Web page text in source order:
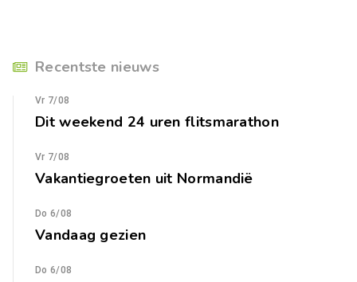
Recentste nieuws
Vr 7/08
Dit weekend 24 uren flitsmarathon
Vr 7/08
Vakantiegroeten uit Normandië
Do 6/08
Vandaag gezien
Do 6/08